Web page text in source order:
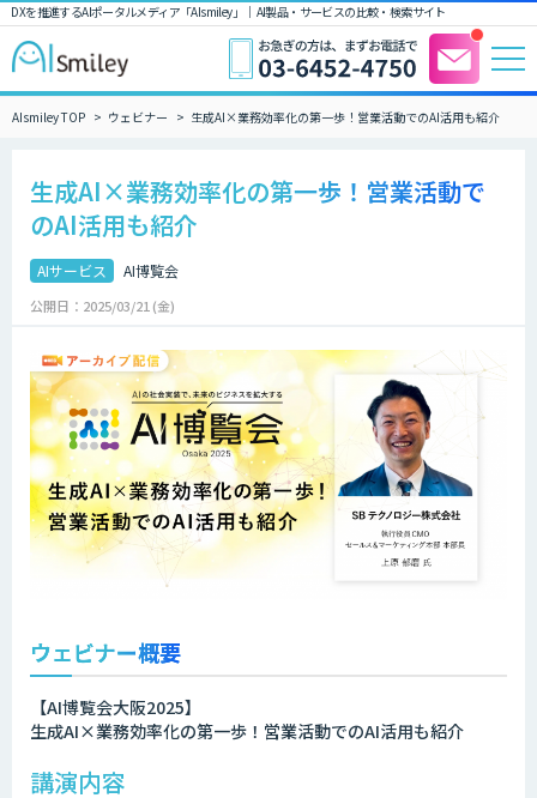
DXを推進するAIポータルメディア「AIsmiley」｜ AI製品・サービスの比較・検索サイト
AIsmiley TOP ウェビナー 生成AI×業務効率化の第一歩！営業活動でのAI活用も紹介
生成AI×業務効率化の第一歩！営業活動で
のAI活用も紹介
AIサービス AI博覧会
公開日：2025/03/21 (金)
ウェビナー概要
【AI博覧会大阪2025】
生成AI×業務効率化の第一歩！営業活動でのAI活用も紹介
講演内容